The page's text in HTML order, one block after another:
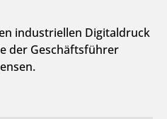
industriellen Digitaldruck
der Geschäftsführer